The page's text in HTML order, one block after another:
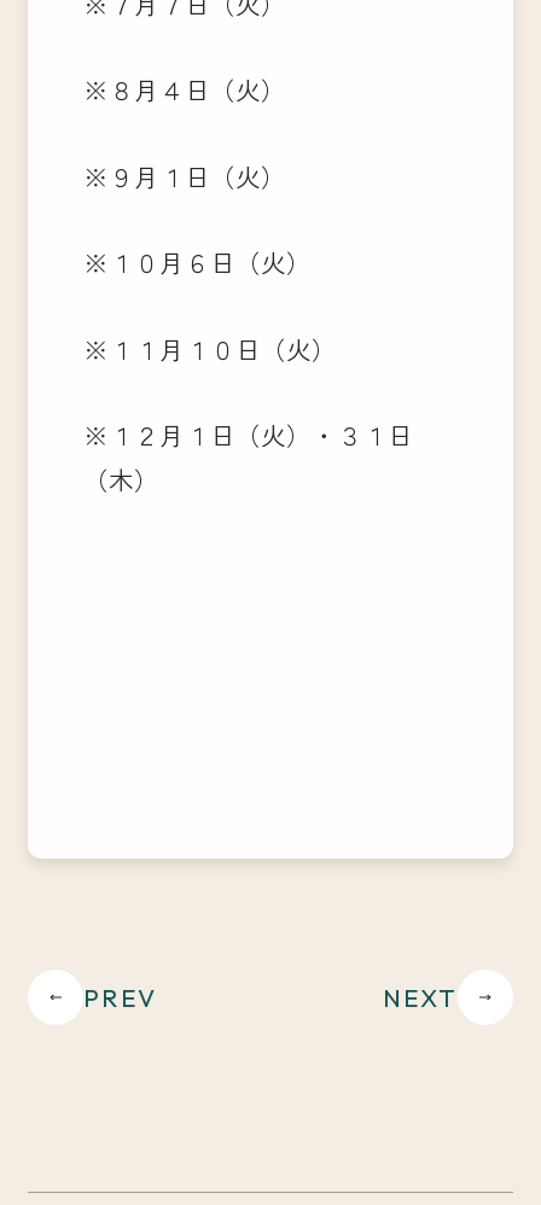
※８月４日（火）
※９月１日（火）
※１０月６日（火）
※１１月１０日（火）
※１２月１日（火）・３１日
（木）
PREV NEXT